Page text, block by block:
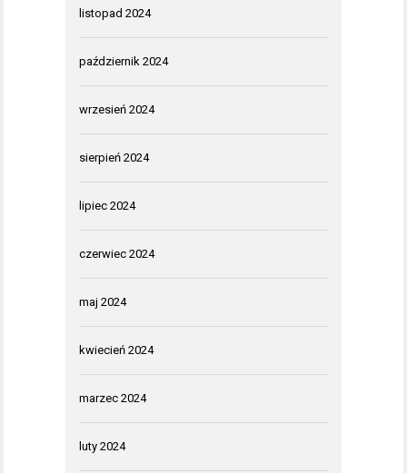
listopad 2024
październik 2024
wrzesień 2024
sierpień 2024
lipiec 2024
czerwiec 2024
maj 2024
kwiecień 2024
marzec 2024
luty 2024